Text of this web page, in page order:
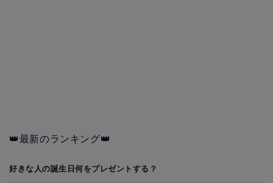
👑最新のランキング👑
好きな人の誕生日何をプレゼントする？